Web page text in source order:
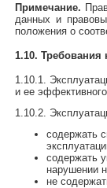
Примечание.
данных и
положения о
1.10. Требования
1.10.1.
и ее
1.10.2.
содержать
содержать
нарушении
не